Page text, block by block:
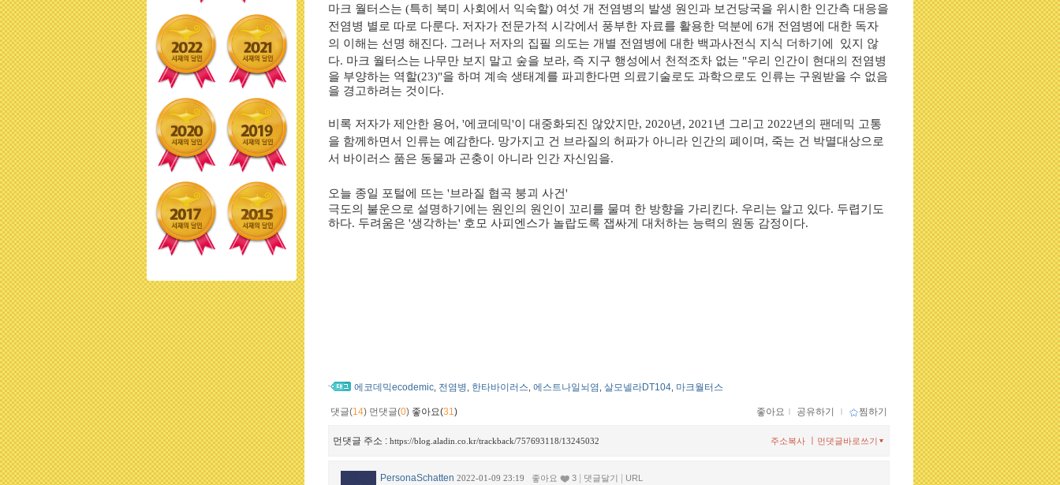
마크 월터스는 (특히 북미 사회에서 익숙할) 여섯 개 전염병의 발생 원인과 보건당국을 위시한 인간측 대응을
전염병 별로 따로 다룬다. 저자가 전문가적 시각에서 풍부한 자료를 활용한 덕분에 6개 전염병에 대한 독자
의 이해는 선명 해진다. 그러나 저자의 집필 의도는 개별 전염병에 대한 백과사전식 지식 더하기에 있지 않
다. 마크 월터스는 나무만 보지 말고 숲을 보라, 즉 지구 행성에서 천적조차 없는 "우리 인간이 현대의 전염병
을 부양하는 역할(23)"을 하며 계속 생태계를 파괴한다면 의료기술로도 과학으로도 인류는 구원받을 수 없음
을 경고하려는 것이다.
비록 저자가 제안한 용어 , '에코데믹'이 대중화되진 않았지만, 2020년, 2021년 그리고 2022년의 팬데믹 고통
을 함께하면서 인류는 예감한다. 망가지고 건 브라질의 허파가 아니라 인간의 폐이며 , 죽는 건 박멸대상으로
서 바이러스 품은 동물과 곤충이 아니라 인간 자신임을.
오늘 종일 포털에 뜨는 '브라질 협곡 붕괴 사건'
극도의 불운으로 설명하기에는 원인의 원인이 꼬리를 물며 한 방향을 가리킨다. 우리는 알고 있다. 두렵기도
하다. 두려움은 '생각하는' 호모 사피엔스가 놀랍도록 잽싸게 대처하는 능력의 원동 감정이다.
에코데믹ecodemic, 전염병, 한타바이러스, 에스트나일뇌염 , 살모넬라DT104, 마크월터스
댓글(14) 먼댓글(0) 좋아요(31) 좋아요 ｌ 공유하기 ｌ 찜하기
먼댓글 주소 : https://blog.aladin.co.kr/trackback/757693118/13245032 먼댓글바로쓰기
주소복사
PersonaSchatten 2022-01-09 23:19 좋아요 3 댓글달기 URL